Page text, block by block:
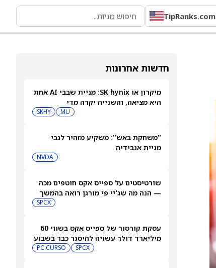
TipRanks.com
חדשות אחרונות
מיקרון או SK hynix: מניית שבבי AI אחת
היא מציאה, והשנייה יקרה מדי
MU
SKHY
"משחקת באש": משקיע מזהיר לגבי
מניית אנבידיה
NVDA
שורטיסטים על ספייס אקס חוטפים מכה
— הנה מה שג'יי פי מורגן רואה בהמשך
SPCX
עסקת קורסור של ספייס אקס בשווי 60
מיליארד דולר עשויה להיסגר כבר בשבוע
SPCX
PC:CURSO